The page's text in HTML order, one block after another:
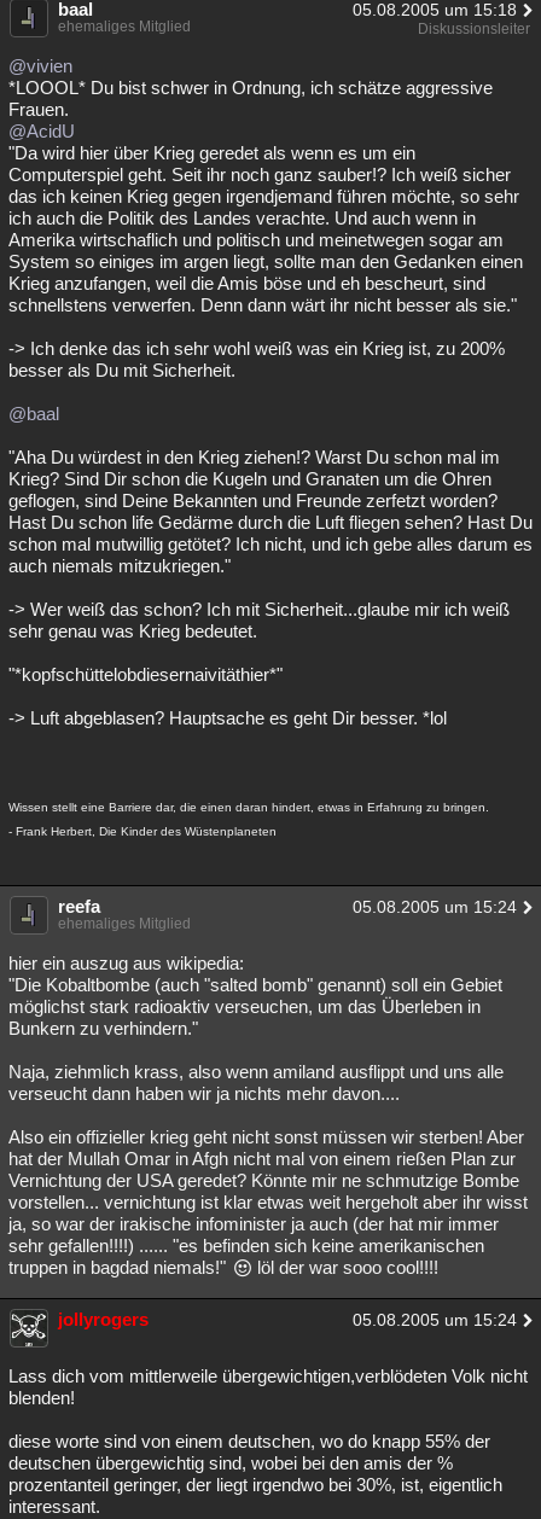
baal 05.08.2005 um 15:18
ehemaliges Mitglied Diskussionsleiter
@vivien
*LOOOL* Du bist schwer in Ordnung, ich schätze aggressive
Frauen.
@AcidU
"Da wird hier über Krieg geredet als wenn es um ein
Computerspiel geht. Seit ihr noch ganz sauber!? Ich weiß sicher
das ich keinen Krieg gegen irgendjemand führen möchte, so sehr
ich auch die Politik des Landes verachte. Und auch wenn in
Amerika wirtschaflich und politisch und meinetwegen sogar am
System so einiges im argen liegt, sollte man den Gedanken einen
Krieg anzufangen, weil die Amis böse und eh bescheurt, sind
schnellstens verwerfen. Denn dann wärt ihr nicht besser als sie."
-> Ich denke das ich sehr wohl weiß was ein Krieg ist, zu 200%
besser als Du mit Sicherheit.
@baal
"Aha Du würdest in den Krieg ziehen!? Warst Du schon mal im
Krieg? Sind Dir schon die Kugeln und Granaten um die Ohren
geflogen, sind Deine Bekannten und Freunde zerfetzt worden?
Hast Du schon life Gedärme durch die Luft fliegen sehen? Hast Du
schon mal mutwillig getötet? Ich nicht, und ich gebe alles darum es
auch niemals mitzukriegen."
-> Wer weiß das schon? Ich mit Sicherheit...glaube mir ich weiß
sehr genau was Krieg bedeutet.
"*kopfschüttelobdiesernaivitäthier*"
-> Luft abgeblasen? Hauptsache es geht Dir besser. *lol
Wissen stellt eine Barriere dar, die einen daran hindert, etwas in Erfahrung zu bringen.
- Frank Herbert, Die Kinder des Wüstenplaneten
reefa 05.08.2005 um 15:24
ehemaliges Mitglied
hier ein auszug aus wikipedia:
"Die Kobaltbombe (auch "salted bomb" genannt) soll ein Gebiet
möglichst stark radioaktiv verseuchen, um das Überleben in
Bunkern zu verhindern."
Naja, ziehmlich krass, also wenn amiland ausflippt und uns alle
verseucht dann haben wir ja nichts mehr davon....
Also ein offizieller krieg geht nicht sonst müssen wir sterben! Aber
hat der Mullah Omar in Afgh nicht mal von einem rießen Plan zur
Vernichtung der USA geredet? Könnte mir ne schmutzige Bombe
vorstellen... vernichtung ist klar etwas weit hergeholt aber ihr wisst
ja, so war der irakische infominister ja auch (der hat mir immer
sehr gefallen!!!!) ...... "es befinden sich keine amerikanischen
truppen in bagdad niemals!"
löl der war sooo cool!!!!
jollyrogers 05.08.2005 um 15:24
Lass dich vom mittlerweile übergewichtigen,verblödeten Volk nicht
blenden!
diese worte sind von einem deutschen, wo do knapp 55% der
deutschen übergewichtig sind, wobei bei den amis der %
prozentanteil geringer, der liegt irgendwo bei 30%, ist, eigentlich
interessant.